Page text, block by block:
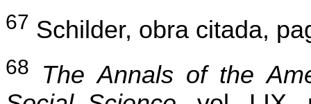
67 Schilder, obra citada,
68
The Annals of the